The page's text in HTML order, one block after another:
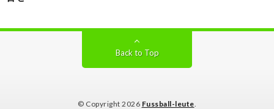
Back to Top
© Copyright 2026 Fussball-leute.